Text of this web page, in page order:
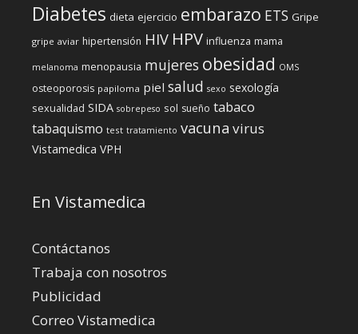
Diabetes dieta ejercicio embarazo ETS Gripe
gripe aviar hipertensión HIV HPV influenza mama
melanoma menopausia mujeres obesidad OMS
osteoporosis papiloma piel salud sexo sexología
sexualidad SIDA sobrepeso sol sueño tabaco
tabaquismo test tratamiento vacuna virus
Vistamedica VPH
En Vistamedica
Contáctanos
Trabaja con nosotros
Publicidad
Correo Vistamedica